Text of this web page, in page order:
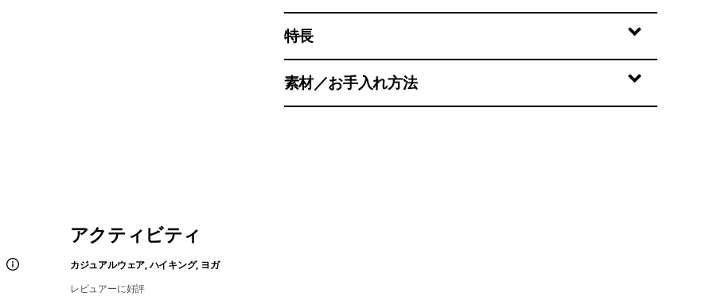
特長
素材／お手入れ方法
アクティビティ
カジュアルウェア, ハイキング, ヨガ
レビュアーに好評